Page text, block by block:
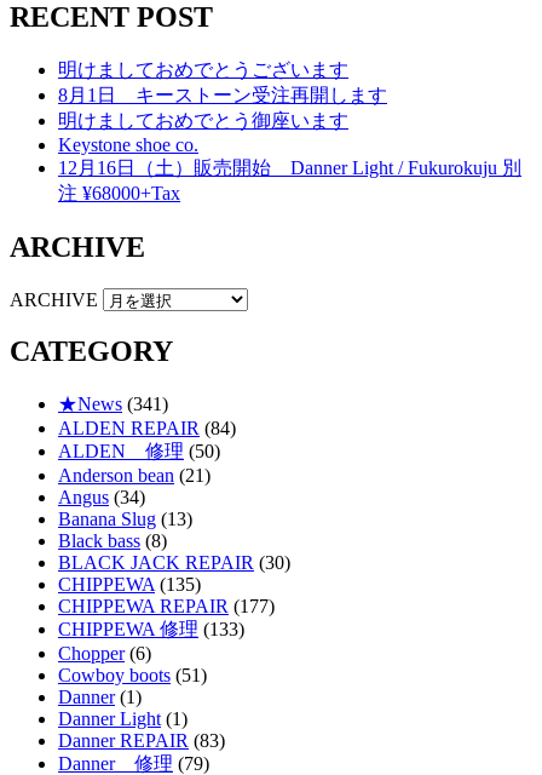
RECENT POST
明けましておめでとうございます
8月1日 キーストーン受注再開します
明けましておめでとう御座います
Keystone shoe co.
12月16日（土）販売開始 Danner Light / Fukurokuju 別
注 ¥68000+Tax
ARCHIVE
ARCHIVE
CATEGORY
★News (341)
ALDEN REPAIR (84)
ALDEN 修理 (50)
Anderson bean (21)
Angus (34)
Banana Slug (13)
Black bass (8)
BLACK JACK REPAIR (30)
CHIPPEWA (135)
CHIPPEWA REPAIR (177)
CHIPPEWA 修理 (133)
Chopper(6)
Cowboy boots (51)
Danner(1)
Danner Light (1)
Danner REPAIR (83)
Danner 修理 (79)